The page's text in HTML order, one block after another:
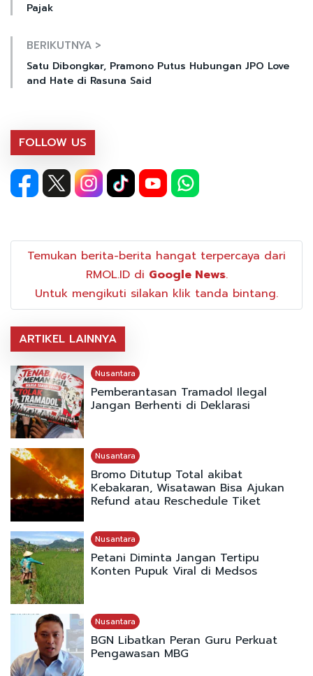
Pajak
BERIKUTNYA >
Satu Dibongkar, Pramono Putus Hubungan JPO Love
and Hate di Rasuna Said
FOLLOW US
Temukan berita-berita hangat terpercaya dari
RMOL.ID di Google News.
Untuk mengikuti silakan klik tanda bintang.
ARTIKEL LAINNYA
Nusantara
Pemberantasan Tramadol Ilegal
Jangan Berhenti di Deklarasi
Nusantara
Bromo Ditutup Total akibat
Kebakaran, Wisatawan Bisa Ajukan
Refund atau Reschedule Tiket
Nusantara
Petani Diminta Jangan Tertipu
Konten Pupuk Viral di Medsos
Nusantara
BGN Libatkan Peran Guru Perkuat
Pengawasan MBG